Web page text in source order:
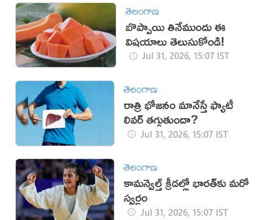
తెలంగాణ
బొప్పాయి తినేముందు ఈ
విషయాలు తెలుసుకోండి!
Jul 31, 2026, 15:07 IST
తెలంగాణ
రాత్రి భోజనం మానేస్తే ఫ్యాటీ
లివర్ తగ్గుతుందా?
Jul 31, 2026, 15:07 IST
తెలంగాణ
కామన్వెల్త్ క్రీడల్లో భారత్‌కు మరో
స్వర్ణం
Jul 31, 2026, 15:07 IST